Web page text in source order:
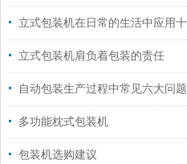
立式包装机肩负着包装的责任
自动包装生产过程中常见六大问题
多功能枕式包装机
包装机选购建议